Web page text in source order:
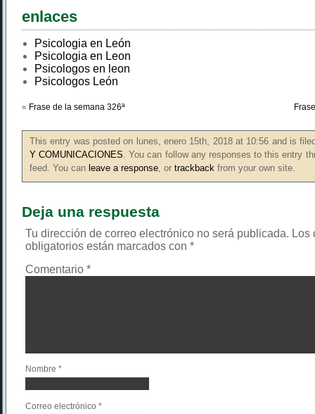
enlaces
Psicologia en León
Psicologia en Leon
Psicologos en leon
Psicologos León
« Frase de la semana 326ª
This entry was posted on lunes, enero 15th, 2018 at 10:56 and is
Y COMUNICACIONES. You can follow any responses to this entry
feed. You can leave a response, or trackback from your own site.
Deja una respuesta
Tu dirección de correo electrónico no será publicada. Los
obligatorios están marcados con *
Comentario *
Nombre *
Correo electrónico *